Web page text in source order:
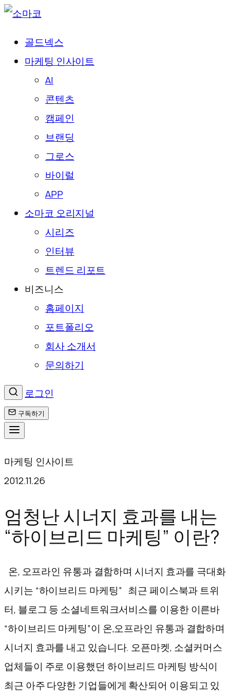
골드넥스
마케팅 인사이트
AI
콘텐츠
캠페인
브랜딩
그로스
바이럴
APP
소마코 오리지널
시리즈
인터뷰
트렌드 리포트
비즈니스
홈페이지
포트폴리오
회사 소개서
문의하기
로그인
구독하기
텐
츠
로
바
가
기
마케팅 인사이트
2012.11.26
엄청난 시너지 효과를 내는
“하이브리드 마케팅” 이란?
온, 오프라인 유통과 결함하며 시너지 효과를 극대화
시키는 “하이브리드 마케팅” 최근 페이스북과 트위
터, 블로그 등 소셜네트워크서비스를 이용한 이른바
“하이브리드 마케팅”이 온,오프라인 유통과 결합하며
시너지 효과를 내고 있습니다. 오픈마켓, 소셜커머스
업체들이 주로 이용했던 하이브리드 마케팅 방식이
최근 아주 다양한 기업들에게 확산되어 이용되고 있